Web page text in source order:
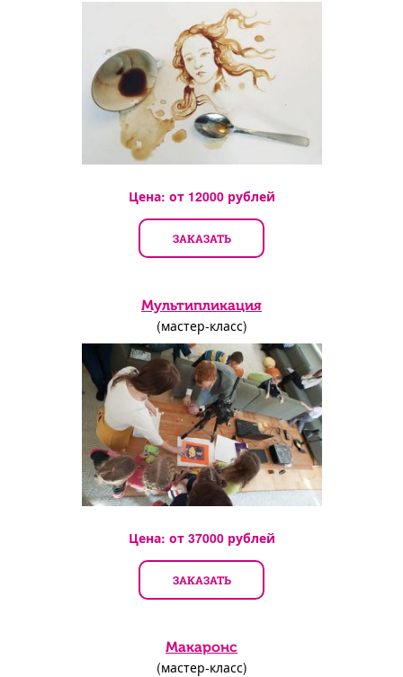
Цена: от 12000рублей
ЗАКАЗАТЬ
Мультипликация
(мастер-класс)
Цена: от 37000рублей
ЗАКАЗАТЬ
Макаронс
(мастер-класс)